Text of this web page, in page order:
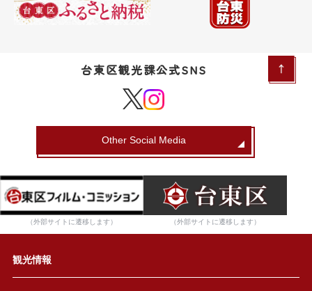
台東区観光課公式SNS
Other Social Media
（外部サイトに遷移します） （外部サイトに遷移します）
観光情報